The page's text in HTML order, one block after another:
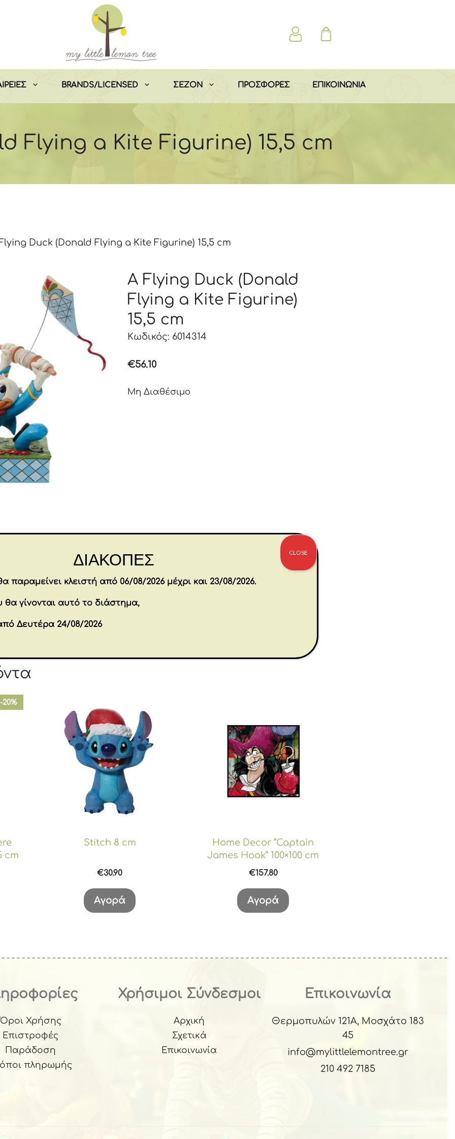
BRANDS/LICENSED ΣEZON ΠΡΟΣΦΟΡΕΣ ΕΠΙΚΟΙΝΩΝΙΑ
Flying a Kite Figurine) 15,5 cm
Duck (Donald Flying a Kite Figurine) 15,5 cm
A Flying Duck (Donald
Flying a Kite Figurine)
15,5 cm
Κωδικός: 6014314
€56.10
Μη Διαθέσιμο
Επιπλέον πληροφορίες
Brands
Εταιρία
-20%
cm
Stitch 8 cm
€30.90
Αγορά
Home Decor “Captain
James Hook” 100×100 cm
€157.80
Αγορά
Όροι Χρήσης
Επιστροφές
Παράδοση
πληρωμής
Χρήσιμοι Σύνδεσμοι
Αρχική
Σχετικά
Επικοινωνία
Επικοινωνία
Θερμοπυλών 121Α, Μοσχάτο 183
45
info@mylittlelemontree.gr
210 492 7185
ΔΙΑΚΟΠΕΣ
παραμείνει κλειστή από 06/08/2026 μέχρι και 23/08/2026.
θα γίνονται αυτό το διάστημα,
Δευτέρα 24/08/2026
CLOSE